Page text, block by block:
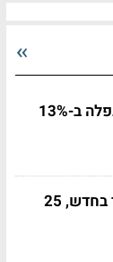
בגלל החלפיניו: צ׳יפוטלה נפלה ב-13%
נווה עוז: 33,700 שקל למ"ר בחדש, 25